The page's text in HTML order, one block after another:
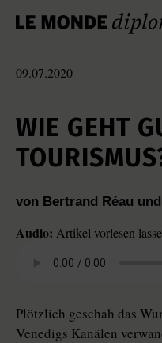
09.07.2020
WIE GEHT
von Bertrand Réau
Audio: Artikel vorlesen
Plötzlich geschah das
Venedigs Kanälen